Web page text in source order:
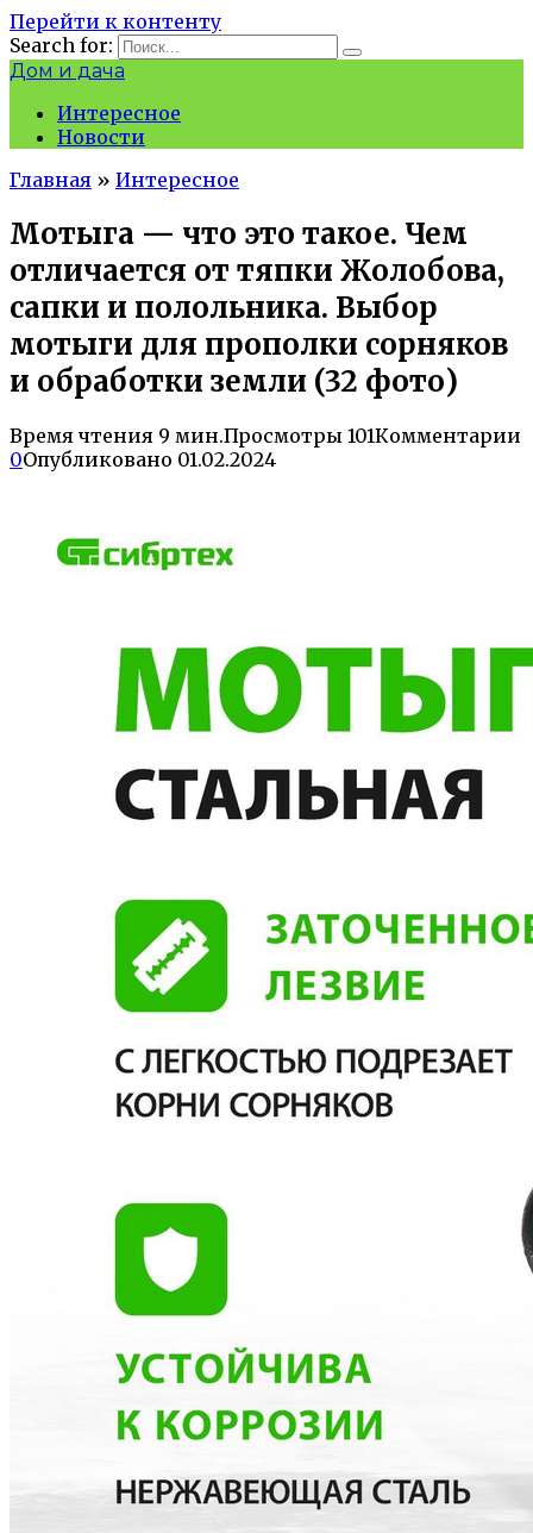
Перейти к контенту
Search for:
Дом и дача
Интересное
Новости
Главная » Интересное
Мотыга — что это такое. Чем
отличается от тяпки Жолобова,
сапки и полольника. Выбор
мотыги для прополки сорняков
и обработки земли (32 фото)
Время чтения 9 мин.Просмотры 101Комментарии
0Опубликовано 01.02.2024